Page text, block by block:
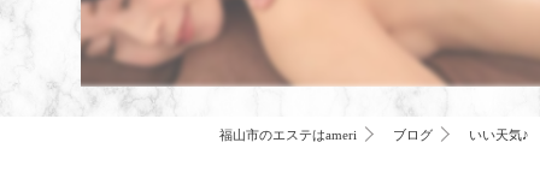
福山市のエステはameri ブログ いい天気♪